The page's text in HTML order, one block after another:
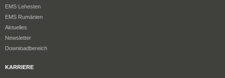
EMS Lehesten
EMS Rumänien
Aktuelles
Newsletter
Downloadbereich
KARRIERE